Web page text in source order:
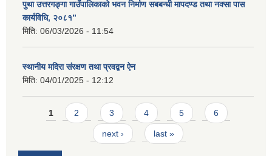
पुथा उत्तरगङ्गा गाउँपालिकाको भवन निर्माण सबबन्धी मापदण्ड तथा नक्सा पास
कार्यविधि, २०८१”
मिति: 06/03/2026 - 11:54
स्थानीय मदिरा संरक्षण तथा प्रवद्बन ऐन
मिति: 04/01/2025 - 12:12
Pages
1 2 3 4 5 6
next › last »